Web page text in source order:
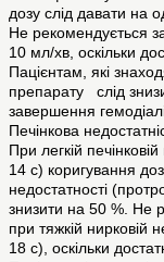
дозу слід давати на
Не рекомендується
10 мл/хв, оскільки
Пацієнтам, які
препарату слід
завершення
Печінкова
При легкій
14 с) коригування
недостатності
знизити на 50 %. Не
при тяжкій нирковій
18 с), оскільки